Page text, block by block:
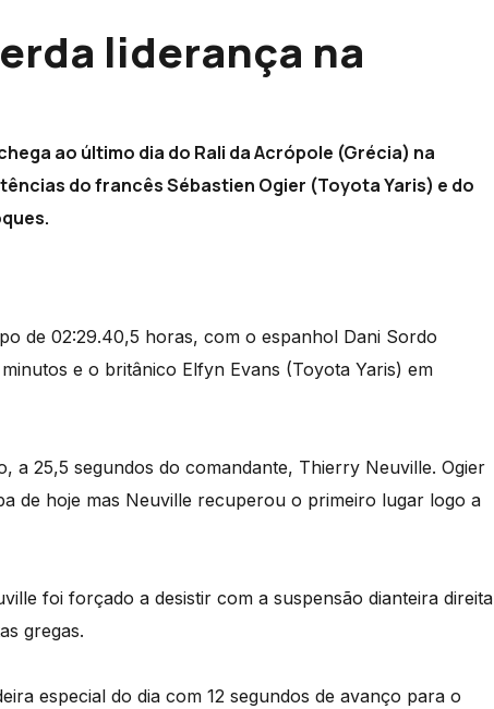
liderança na
ao último dia do Rali da Acrópole (Grécia) na
do francês Sébastien Ogier (Toyota Yaris) e do
de 02:29.40,5 horas, com o espanhol Dani Sordo
e o britânico Elfyn Evans (Toyota Yaris) em
a 25,5 segundos do comandante, Thierry Neuville. Ogier
de hoje mas Neuville recuperou o primeiro lugar logo a
foi forçado a desistir com a suspensão dianteira direita
gregas.
especial do dia com 12 segundos de avanço para o